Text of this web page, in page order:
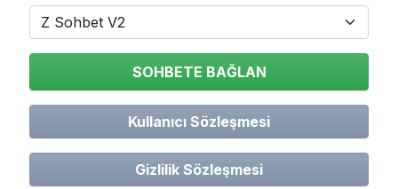
SOHBETE BAĞLAN
Kullanıcı Sözleşmesi
Gizlilik Sözleşmesi